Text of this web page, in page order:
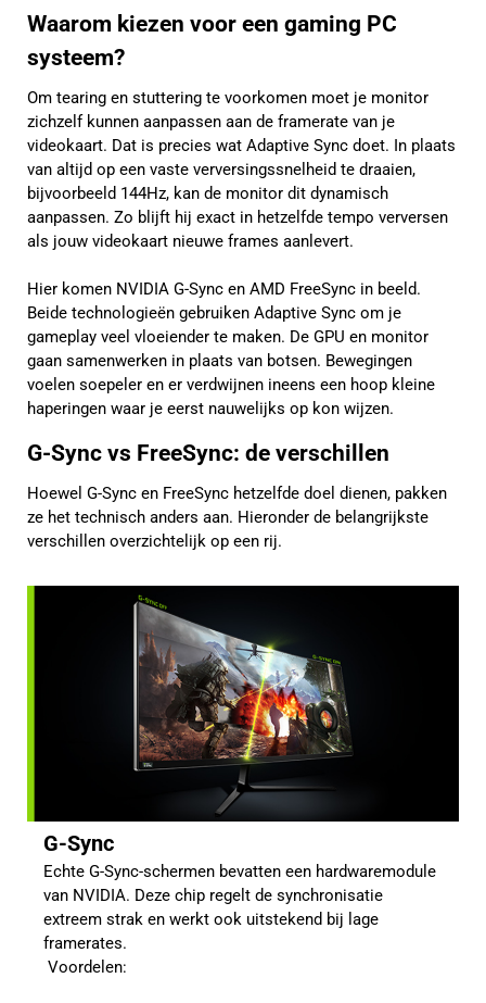
Waarom kiezen voor een gaming PC
systeem?
Om tearing en stuttering te voorkomen moet je monitor
zichzelf kunnen aanpassen aan de framerate van je
videokaart. Dat is precies wat Adaptive Sync doet. In plaats
van altijd op een vaste verversingssnelheid te draaien,
bijvoorbeeld 144Hz, kan de monitor dit dynamisch
aanpassen. Zo blijft hij exact in hetzelfde tempo verversen
als jouw videokaart nieuwe frames aanlevert.
Hier komen NVIDIA G-Sync en AMD FreeSync in beeld.
Beide technologieën gebruiken Adaptive Sync om je
gameplay veel vloeiender te maken. De GPU en monitor
gaan samenwerken in plaats van botsen. Bewegingen
voelen soepeler en er verdwijnen ineens een hoop kleine
haperingen waar je eerst nauwelijks op kon wijzen.
G-Sync vs FreeSync: de verschillen
Hoewel G-Sync en FreeSync hetzelfde doel dienen, pakken
ze het technisch anders aan. Hieronder de belangrijkste
verschillen overzichtelijk op een rij.
G-Sync
Echte G-Sync-schermen bevatten een hardwaremodule
van NVIDIA. Deze chip regelt de synchronisatie
extreem strak en werkt ook uitstekend bij lage
framerates.
Voordelen: